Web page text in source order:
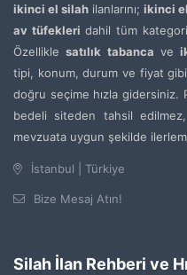
ikinci el silah ilanlarını;ikinci
av tüfekleri dahil tüm
Özelliklesatılık tabanca ve
tipi, konum, durum ve fiyat
doğru seçime hızla gidersiniz.
bedeli siteden tahsil
mevzuata uygun şekilde
İstanbul | Türkiye
Bize Mesaj Atın!
Silah İlan Rehberi ve